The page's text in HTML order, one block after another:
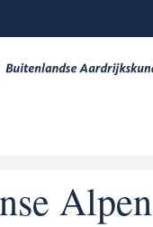
Alpen